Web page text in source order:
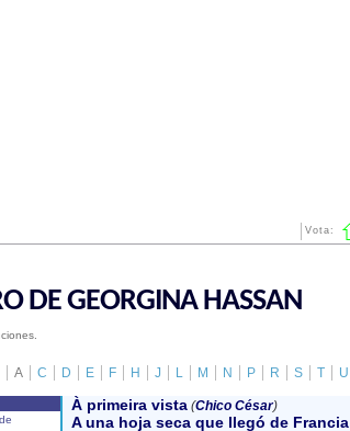
Vota:
DE GEORGINA HASSAN
A C D E F H J L M N P R S T U
À primeira vista (Chico César)
A una hoja seca que llegó de Francia